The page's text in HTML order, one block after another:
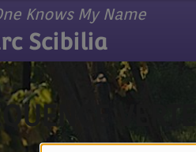
Knows My Name
Scibilia
VERTE